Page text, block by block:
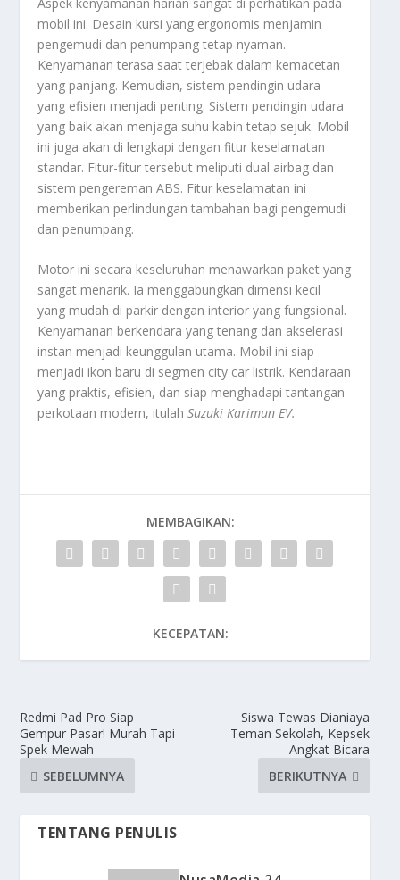
mobil ini. Desain kursi yang ergonomis menjamin
pengemudi dan penumpang tetap nyaman.
Kenyamanan terasa saat terjebak dalam kemacetan
yang panjang. Kemudian, sistem pendingin udara
yang efisien menjadi penting. Sistem pendingin udara
yang baik akan menjaga suhu kabin tetap sejuk. Mobil
ini juga akan di lengkapi dengan fitur keselamatan
standar. Fitur-fitur tersebut meliputi dual airbag dan
sistem pengereman ABS. Fitur keselamatan ini
memberikan perlindungan tambahan bagi pengemudi
dan penumpang.
Motor ini secara keseluruhan menawarkan paket yang
sangat menarik. Ia menggabungkan dimensi kecil
yang mudah di parkir dengan interior yang fungsional.
Kenyamanan berkendara yang tenang dan akselerasi
instan menjadi keunggulan utama. Mobil ini siap
menjadi ikon baru di segmen city car listrik. Kendaraan
yang praktis, efisien, dan siap menghadapi tantangan
perkotaan modern, itulahSuzuki Karimun EV.
MEMBAGIKAN:
KECEPATAN:
Redmi Pad Pro Siap
Gempur Pasar! Murah Tapi
Spek Mewah
SEBELUMNYA
Siswa Tewas Dianiaya
Teman Sekolah, Kepsek
Angkat Bicara
BERIKUTNYA
TENTANG PENULIS